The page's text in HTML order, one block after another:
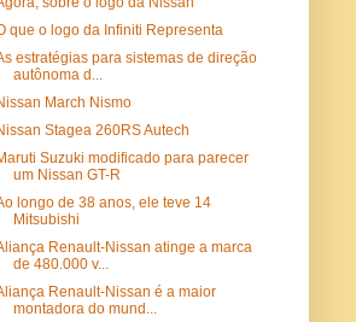
que o logo da Infiniti Representa
estratégias para sistemas de direção
autônoma d...
March Nismo
Stagea 260RS Autech
Suzuki modificado para parecer
um Nissan GT-R
longo de 38 anos, ele teve 14
Mitsubishi
Renault-Nissan atinge a marca
de 480.000 v...
Renault-Nissan é a maior
montadora do mund...